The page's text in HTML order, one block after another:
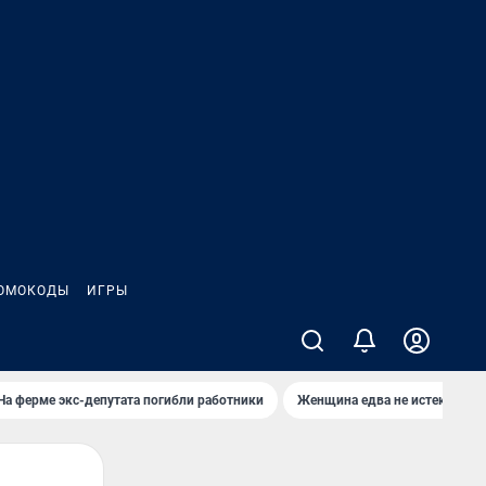
ИГРЫ
ферме экс-депутата погибли работники Женщина едва не истекла